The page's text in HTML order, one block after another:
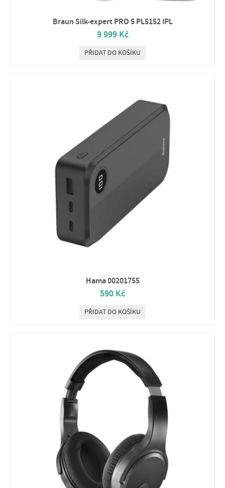
Braun Silk-expert PRO 5 PL5152 IPL
9 999 Kč
PŘIDAT DO KOŠÍKU
Hama 00201755
590 Kč
PŘIDAT DO KOŠÍKU